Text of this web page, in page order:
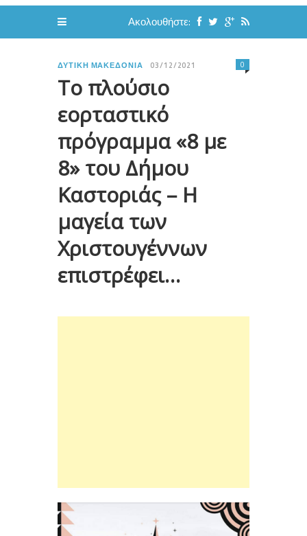
Ακολουθήστε:
ΔΥΤΙΚΉ ΜΑΚΕΔΟΝΊΑ 03/12/2021
Το πλούσιο
εορταστικό
πρόγραμμα «8 με
8» του Δήμου
Καστοριάς – Η
μαγεία των
Χριστουγέννων
επιστρέφει…
0